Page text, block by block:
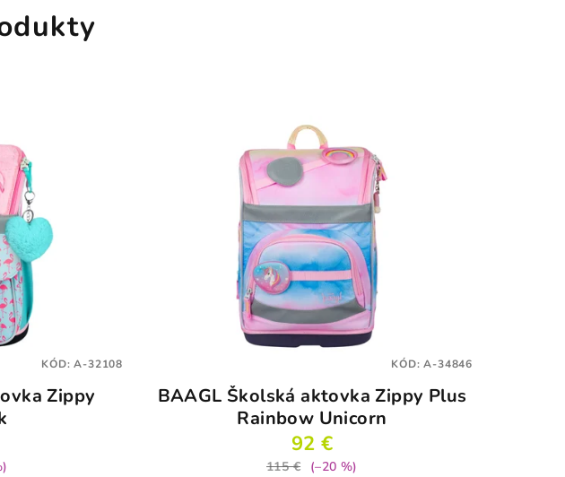
Zippy
KÓD:A-32108
BAAGL Školská aktovka Zippy Plus
Rainbow Unicorn
92 €
115 € (–20 %)
KÓD:A-34846